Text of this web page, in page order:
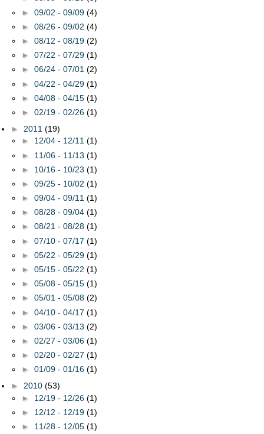
► 09/02 - 09/09 (4)
► 08/26 - 09/02 (4)
► 08/12 - 08/19 (2)
► 07/22 - 07/29 (1)
► 06/24 - 07/01 (2)
► 04/22 - 04/29 (1)
► 04/08 - 04/15 (1)
► 02/19 - 02/26 (1)
► 2011 (19)
► 12/04 - 12/11 (1)
► 11/06 - 11/13 (1)
► 10/16 - 10/23 (1)
► 09/25 - 10/02 (1)
► 09/04 - 09/11 (1)
► 08/28 - 09/04 (1)
► 08/21 - 08/28 (1)
► 07/10 - 07/17 (1)
► 05/22 - 05/29 (1)
► 05/15 - 05/22 (1)
► 05/08 - 05/15 (1)
► 05/01 - 05/08 (2)
► 04/10 - 04/17 (1)
► 03/06 - 03/13 (2)
► 02/27 - 03/06 (1)
► 02/20 - 02/27 (1)
► 01/09 - 01/16 (1)
► 2010 (53)
► 12/19 - 12/26 (1)
► 12/12 - 12/19 (1)
► 11/28 - 12/05 (1)